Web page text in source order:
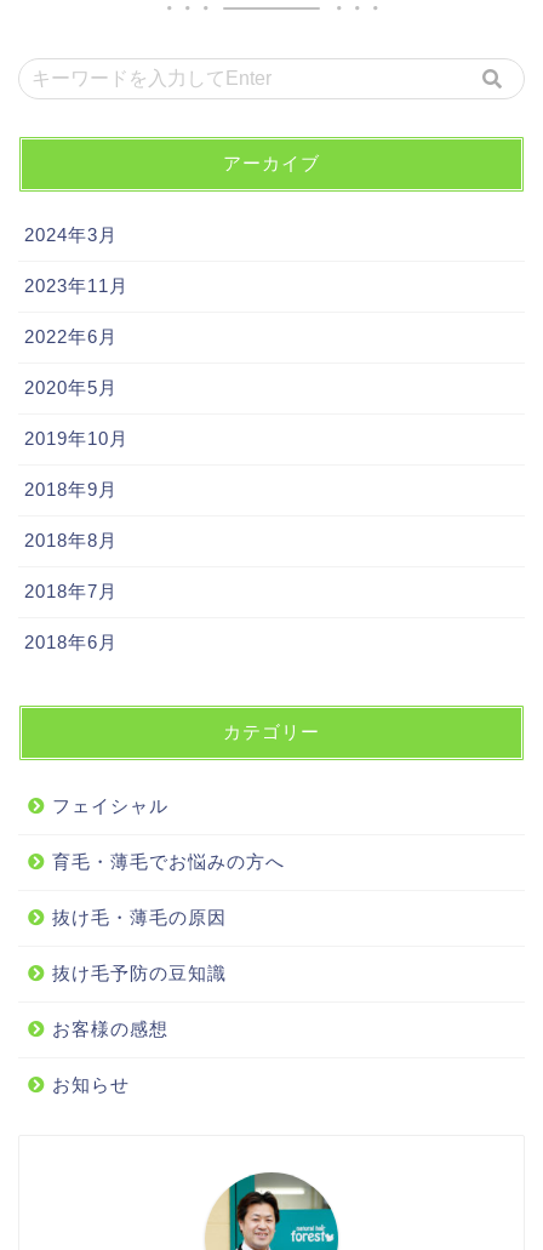
アーカイブ
2024年3月
2023年11月
2022年6月
2020年5月
2019年10月
2018年9月
2018年8月
2018年7月
2018年6月
カテゴリー
フェイシャル
育毛・薄毛でお悩みの方へ
抜け毛・薄毛の原因
抜け毛予防の豆知識
お客様の感想
お知らせ